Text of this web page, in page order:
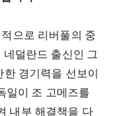
으로 리버풀의 중
덜란드 출신인 그
경기력을 선보이
일이 조 고메즈를
내부 해결책을 다